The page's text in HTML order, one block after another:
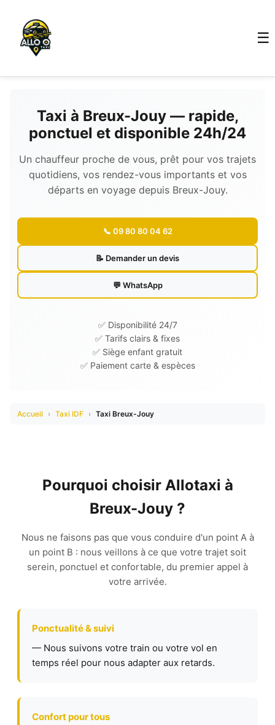
☰
Taxi à Breux-Jouy — rapide,
ponctuel et disponible 24h/24
Un chauffeur proche de vous, prêt pour vos trajets
quotidiens, vos rendez-vous importants et vos
départs en voyage depuis Breux-Jouy.
📞 09 80 80 04 62
📝 Demander un devis
💬 WhatsApp
✅ Disponibilité 24/7
✅ Tarifs clairs & fixes
✅ Siège enfant gratuit
✅ Paiement carte & espèces
Accueil › Taxi IDF › Taxi Breux-Jouy
Pourquoi choisir Allotaxi à
Breux-Jouy ?
Nous ne faisons pas que vous conduire d'un point A à
un point B : nous veillons à ce que votre trajet soit
serein, ponctuel et confortable, du premier appel à
votre arrivée.
Ponctualité & suivi
— Nous suivons votre train ou votre vol en
temps réel pour nous adapter aux retards.
Confort pour tous